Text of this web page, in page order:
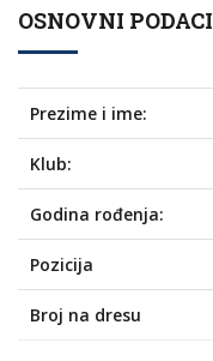
OSNOVNI PODACI
Prezime i ime:
Klub:
Godina rođenja:
Pozicija
Broj na dresu